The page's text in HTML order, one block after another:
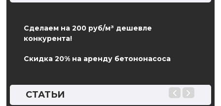
Сделаем на 200 руб/м³ дешевле
конкурента!
Скидка 20% на аренду бетононасоса
СТАТЬИ